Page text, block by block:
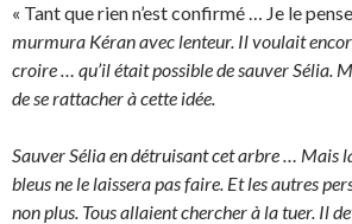
« Tant que rien n’est confirmé … Je le
murmura Kéran avec lenteur. Il voulait
croire … qu’il était possible de sauver Sélia.
de se rattacher à cette idée.
Sauver Sélia en détruisant cet arbre … Mais
bleus ne le laissera pas faire. Et les autres
non plus. Tous allaient chercher à la tuer. Il